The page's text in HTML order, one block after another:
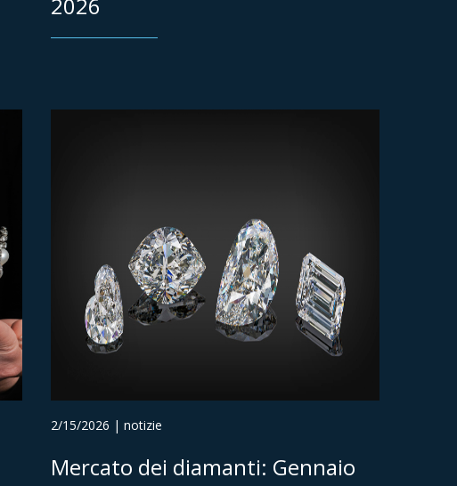
2026
2/15/2026 | notizie
Mercato dei diamanti: Gennaio